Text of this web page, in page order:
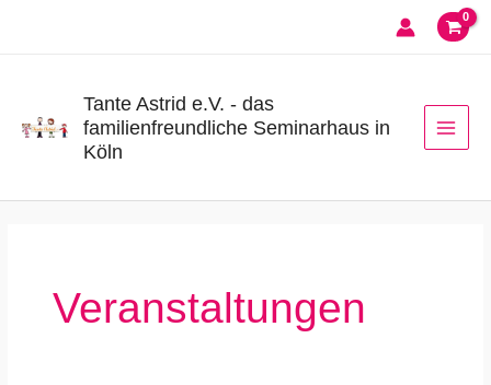
Tante Astrid e.V. - das
familienfreundliche Seminarhaus in
Köln
Veranstaltungen